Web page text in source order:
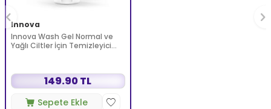
Innova
Innova Wash Gel Normal ve
Yağlı Ciltler İçin Temizleyici
149.90 TL
Sepete Ekle